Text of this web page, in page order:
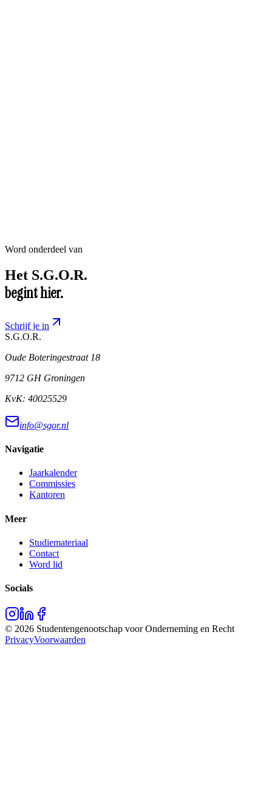
Word onderdeel van
Het S.G.O.R.
begint hier.
Schrijf je in
S.G.O.R.
Oude Boteringestraat 18
9712 GH Groningen
KvK: 40025529
info@sgor.nl
Navigatie
Jaarkalender
Commissies
Kantoren
Meer
Studiemateriaal
Contact
Word lid
Socials
© 2026 Studentengenootschap voor Onderneming en Recht
PrivacyVoorwaarden